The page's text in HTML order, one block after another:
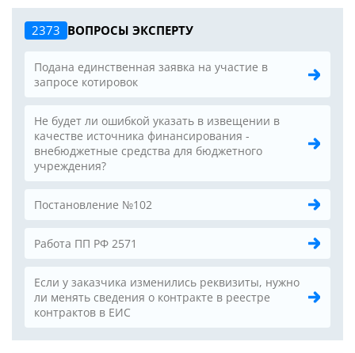
2373 ВОПРОСЫ ЭКСПЕРТУ
Подана единственная заявка на участие в
запросе котировок
Не будет ли ошибкой указать в извещении в
качестве источника финансирования -
внебюджетные средства для бюджетного
учреждения?
Постановление №102
Работа ПП РФ 2571
Если у заказчика изменились реквизиты, нужно
ли менять сведения о контракте в реестре
контрактов в ЕИС